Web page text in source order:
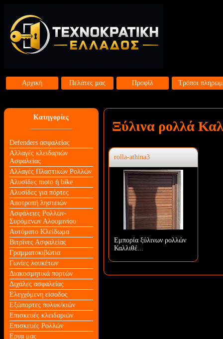
Αρχική Πελάτες μας Προφίλ Τρόποι
Κατηγορίες
Defenders ασφαλείας
Αλλαγές κλειδαριών
Aσφαλείας
Αλλαγές Πλαστικών Ρολλών
Αλυσίδες moto ή bike
Αλυσίδες για πόρτες
Αποτροπή ληστειών
Ασφάλειες Ρολλών-
Συρόμενων Αλουμινίου
Αυτόματο Κλείδωμα
Βιτρίνες Ασφαλείας
Γραμματοκιβώτια
Γωνίες λουκέτων
Διακοσμητικά πορτών
Διχάλες ασφαλείας
Ελεγχόμενη είσοδος
Εξώπορτες πολυκ/κιών
Επισκευές κλειδαριών
Επισκευές Ρολλών
Εργα μας
Ξύλινα ρολλά
rolla-athina3
Εμπορία ξύλινων ρολλών
Καλλιθέ...